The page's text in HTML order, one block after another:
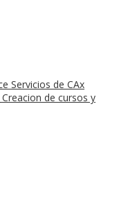
Servicios de CAx
de cursos y